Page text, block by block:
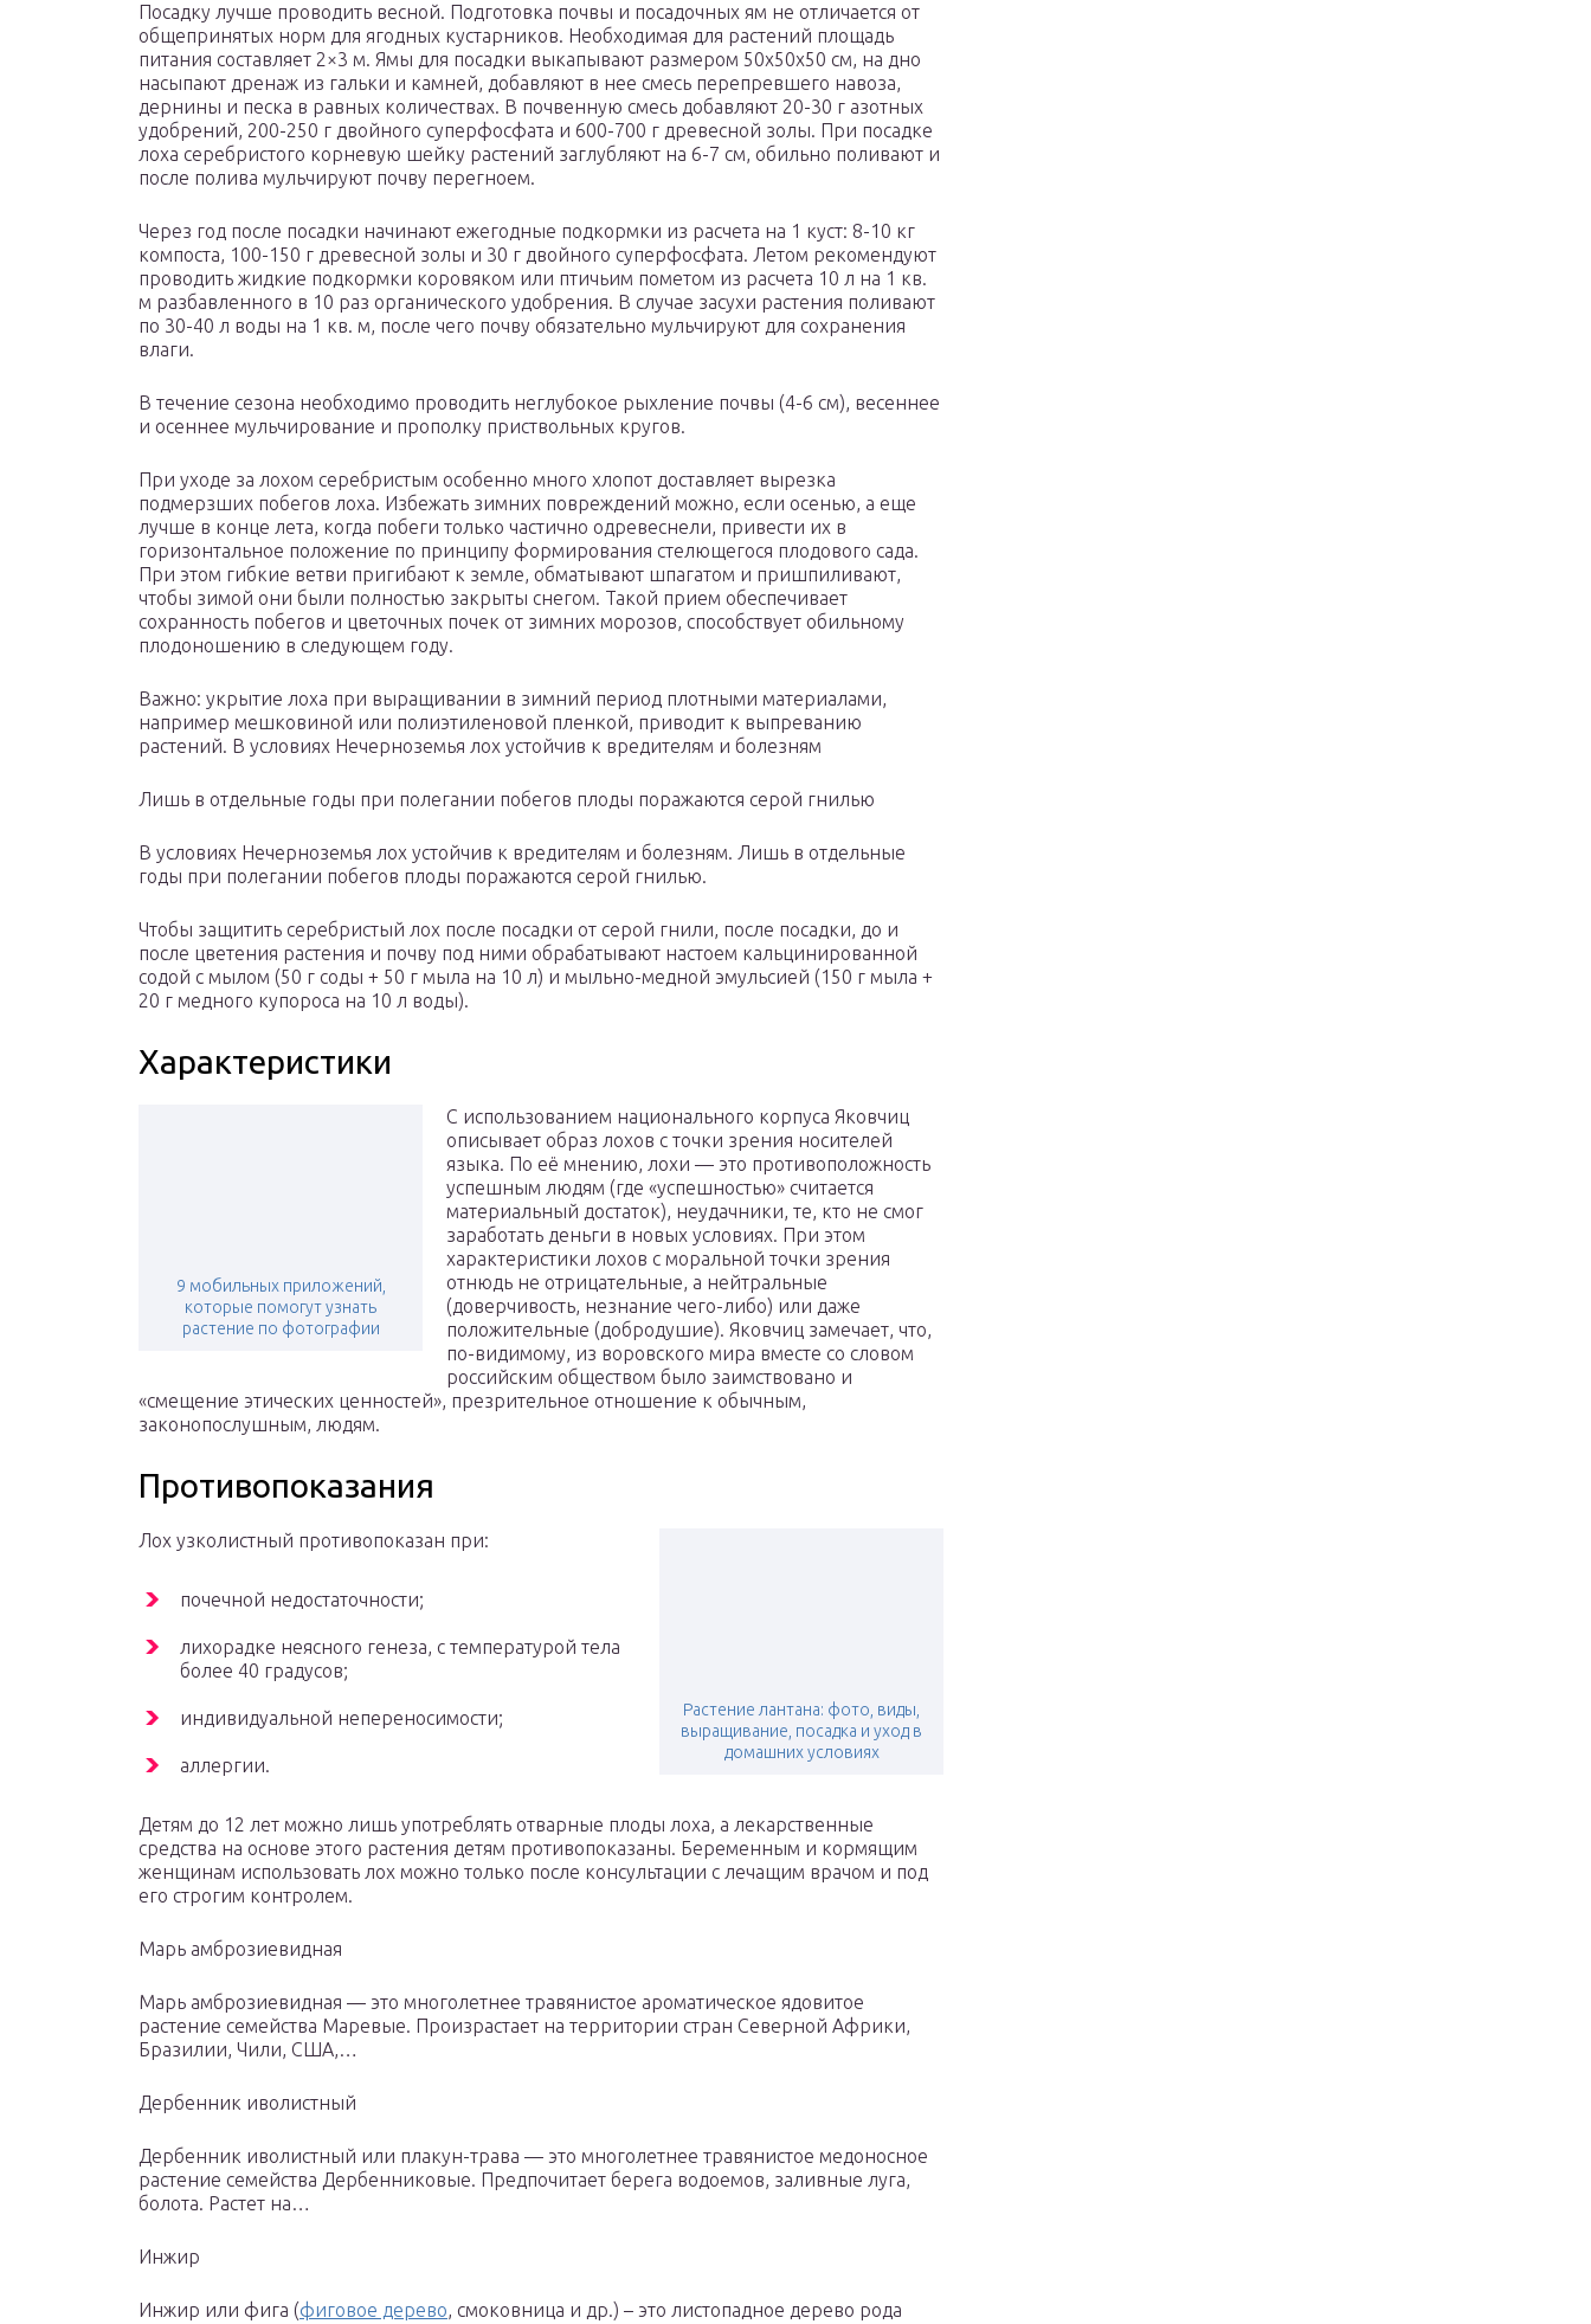
Посадку лучше проводить весной. Подготовка почвы и посадочных ям не отличается от
общепринятых норм для ягодных кустарников. Необходимая для растений площадь
питания составляет 2×3 м. Ямы для посадки выкапывают размером 50x50x50 см, на дно
насыпают дренаж из гальки и камней, добавляют в нее смесь перепревшего навоза,
дернины и песка в равных количествах. В почвенную смесь добавляют 20-30 г азотных
удобрений, 200-250 г двойного суперфосфата и 600-700 г древесной золы. При посадке
лоха серебристого корневую шейку растений заглубляют на 6-7 см, обильно поливают и
после полива мульчируют почву перегноем.
Через год после посадки начинают ежегодные подкормки из расчета на 1 куст: 8-10 кг
компоста, 100-150 г древесной золы и 30 г двойного суперфосфата. Летом рекомендуют
проводить жидкие подкормки коровяком или птичьим пометом из расчета 10 л на 1 кв.
м разбавленного в 10 раз органического удобрения. В случае засухи растения поливают
по 30-40 л воды на 1 кв. м, после чего почву обязательно мульчируют для сохранения
влаги.
В течение сезона необходимо проводить неглубокое рыхление почвы (4-6 см), весеннее
и осеннее мульчирование и прополку приствольных кругов.
При уходе за лохом серебристым особенно много хлопот доставляет вырезка
подмерзших побегов лоха. Избежать зимних повреждений можно, если осенью, а еще
лучше в конце лета, когда побеги только частично одревеснели, привести их в
горизонтальное положение по принципу формирования стелющегося плодового сада.
При этом гибкие ветви пригибают к земле, обматывают шпагатом и пришпиливают,
чтобы зимой они были полностью закрыты снегом. Такой прием обеспечивает
сохранность побегов и цветочных почек от зимних морозов, способствует обильному
плодоношению в следующем году.
Важно: укрытие лоха при выращивании в зимний период плотными материалами,
например мешковиной или полиэтиленовой пленкой, приводит к выпреванию
растений. В условиях Нечерноземья лох устойчив к вредителям и болезням
Лишь в отдельные годы при полегании побегов плоды поражаются серой гнилью
В условиях Нечерноземья лох устойчив к вредителям и болезням. Лишь в отдельные
годы при полегании побегов плоды поражаются серой гнилью.
Чтобы защитить серебристый лох после посадки от серой гнили, после посадки, до и
после цветения растения и почву под ними обрабатывают настоем кальцинированной
содой с мылом (50 г соды + 50 г мыла на 10 л) и мыльно-медной эмульсией (150 г мыла +
20 г медного купороса на 10 л воды).
Характеристики
9 мобильных приложений,
которые помогут узнать
растение по фотографии
С использованием национального корпуса Яковчиц
описывает образ лохов с точки зрения носителей
языка. По её мнению, лохи — это противоположность
успешным людям (где «успешностью» считается
материальный достаток), неудачники, те, кто не смог
заработать деньги в новых условиях. При этом
характеристики лохов с моральной точки зрения
отнюдь не отрицательные, а нейтральные
(доверчивость, незнание чего-либо) или даже
положительные (добродушие). Яковчиц замечает, что,
по-видимому, из воровского мира вместе со словом
российским обществом было заимствовано и
«смещение этических ценностей», презрительное отношение к обычным,
законопослушным, людям.
Противопоказания
Растение лантана: фото, виды,
выращивание, посадка и уход в
домашних условиях
Лох узколистный противопоказан при:
почечной недостаточности;
лихорадке неясного генеза, с температурой тела
более 40 градусов;
индивидуальной непереносимости;
аллергии.
Детям до 12 лет можно лишь употреблять отварные плоды лоха, а лекарственные
средства на основе этого растения детям противопоказаны. Беременным и кормящим
женщинам использовать лох можно только после консультации с лечащим врачом и под
его строгим контролем.
Марь амброзиевидная
Марь амброзиевидная — это многолетнее травянистое ароматическое ядовитое
растение семейства Маревые. Произрастает на территории стран Северной Африки,
Бразилии, Чили, США,…
Дербенник иволистный
Дербенник иволистный или плакун-трава — это многолетнее травянистое медоносное
растение семейства Дербенниковые. Предпочитает берега водоемов, заливные луга,
болота. Растет на…
Инжир
Инжир или фига (фиговое дерево, смоковница и др.) – это листопадное дерево рода